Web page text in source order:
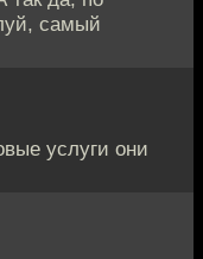
самый
услуги они